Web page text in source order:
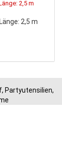
2,5 m
Partyutensilien,